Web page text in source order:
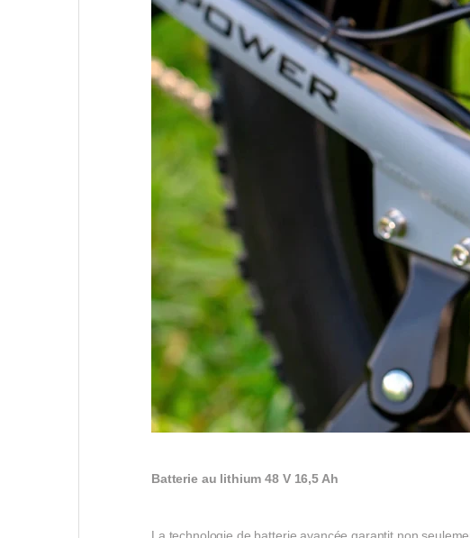
Batterie au lithium 48 V 16,5 Ah
La technologie de batterie avancée garantit non